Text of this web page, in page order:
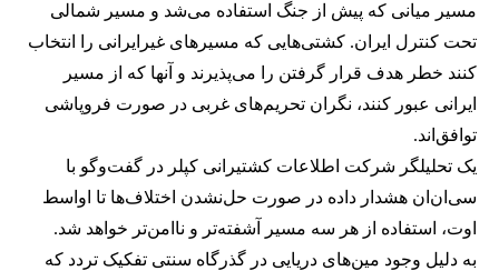
مسیر میانی که پیش از جنگ استفاده می‌شد و مسیر شمالی
تحت کنترل ایران. کشتی‌هایی که مسیرهای غیرایرانی را انتخاب
کنند خطر هدف قرار گرفتن را می‌پذیرند و آنها که از مسیر
ایرانی عبور کنند، نگران تحریم‌های غربی در صورت فروپاشی
توافق‌اند.
یک تحلیلگر شرکت اطلاعات کشتیرانی کپلر در گفت‌و‌گو با
سی‌ان‌ان هشدار داده در صورت حل‌نشدن اختلاف‌ها تا اواسط
اوت، استفاده از هر سه مسیر آشفته‌تر و ناامن‌تر خواهد شد.
به دلیل وجود مین‌های دریایی در گذرگاه سنتی تفکیک تردد که